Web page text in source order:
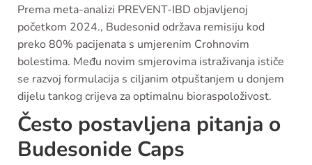
Prema meta-analizi PREVENT-IBD objavljenoj
početkom 2024., Budesonid održava remisiju kod
preko 80% pacijenata s umjerenim Crohnovim
bolestima. Među novim smjerovima istraživanja ističe
se razvoj formulacija s ciljanim otpuštanjem u donjem
dijelu tankog crijeva za optimalnu bioraspoloživost.
Često postavljena pitanja o
Budesonide Caps